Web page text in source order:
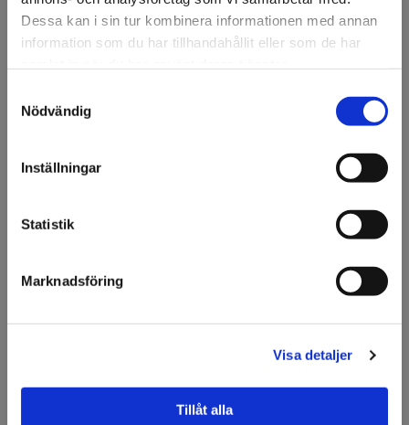
Dessa kan i sin tur kombinera informationen med annan
information som du har tillhandahållit eller som de har
Nödvändig
Inställningar
Statistik
Marknadsföring
Visa detaljer
Tillåt alla
3M™ Polish Rosa 80345 är ett högpresterande
silikonbaserat polymervax som används som sista steg i
poleringsprocessen. Det ger en djup, spegelblank glans
smuts och miljöpåverkan. Skonsam formula som inte
missfärgar plast- eller gummidetaljer.
Så här använder du 3M 80345:
finpolering.
Applicera vaxet